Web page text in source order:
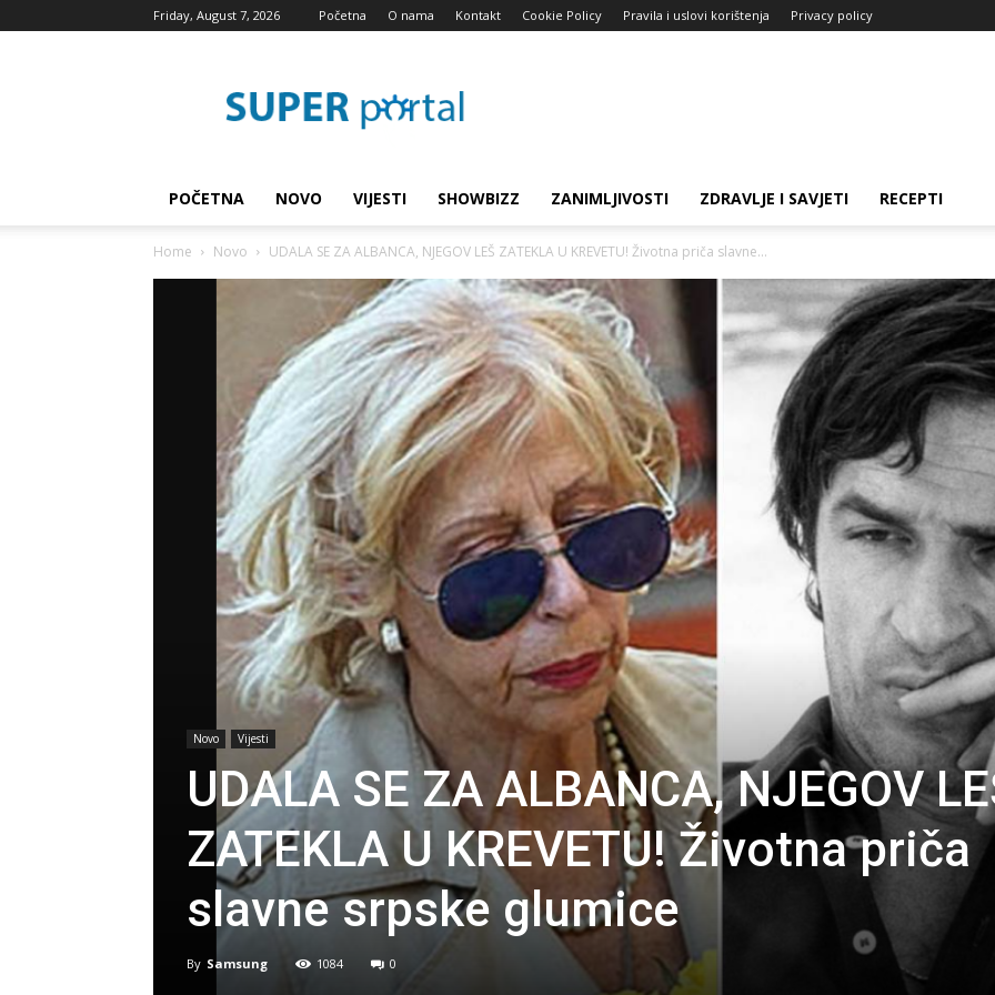
Friday, August 7, 2026 Početna O nama Kontakt Cookie Policy Pravila i uslovi korištenja Privacy policy
blog
POČETNA NOVO VIJESTI SHOWBIZZ ZANIMLJIVOSTI ZDRAVLJE I SAVJETI RECEPTI
Home Novo UDALA SE ZA ALBANCA, NJEGOV LEŠ ZATEKLA U KREVETU! Životna priča slavne...
Novo Vijesti
UDALA SE ZA ALBANCA, NJEGOV
ZATEKLA U KREVETU! Životna priča
slavne srpske glumice
By Samsung 1084 0